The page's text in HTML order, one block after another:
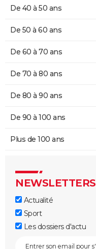
De 40 à 50 ans
De 50 à 60 ans
De 60 à 70 ans
De 70 à 80 ans
De 80 à 90 ans
De 90 à 100 ans
Plus de 100 ans
NEWSLETTERS
Actualité
Sport
Les dossiers d'actu